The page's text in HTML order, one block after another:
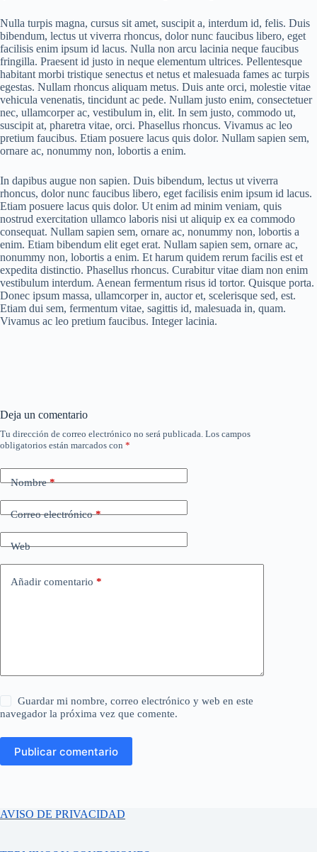
Nulla turpis magna, cursus sit amet, suscipit a, interdum id, felis. Duis
bibendum, lectus ut viverra rhoncus, dolor nunc faucibus libero, eget
facilisis enim ipsum id lacus. Nulla non arcu lacinia neque faucibus
fringilla. Praesent id justo in neque elementum ultrices. Pellentesque
habitant morbi tristique senectus et netus et malesuada fames ac turpis
egestas. Nullam rhoncus aliquam metus. Duis ante orci, molestie vitae
vehicula venenatis, tincidunt ac pede. Nullam justo enim, consectetuer
nec, ullamcorper ac, vestibulum in, elit. In sem justo, commodo ut,
suscipit at, pharetra vitae, orci. Phasellus rhoncus. Vivamus ac leo
pretium faucibus. Etiam posuere lacus quis dolor. Nullam sapien sem,
ornare ac, nonummy non, lobortis a enim.
In dapibus augue non sapien. Duis bibendum, lectus ut viverra
rhoncus, dolor nunc faucibus libero, eget facilisis enim ipsum id lacus.
Etiam posuere lacus quis dolor. Ut enim ad minim veniam, quis
nostrud exercitation ullamco laboris nisi ut aliquip ex ea commodo
consequat. Nullam sapien sem, ornare ac, nonummy non, lobortis a
enim. Etiam bibendum elit eget erat. Nullam sapien sem, ornare ac,
nonummy non, lobortis a enim. Et harum quidem rerum facilis est et
expedita distinctio. Phasellus rhoncus. Curabitur vitae diam non enim
vestibulum interdum. Aenean fermentum risus id tortor. Quisque porta.
Donec ipsum massa, ullamcorper in, auctor et, scelerisque sed, est.
Etiam dui sem, fermentum vitae, sagittis id, malesuada in, quam.
Vivamus ac leo pretium faucibus. Integer lacinia.
Deja un comentario
Tu dirección de correo electrónico no será publicada. Los campos
obligatorios están marcados con *
Nombre*
Correo electrónico*
Web
Añadir comentario *
Guardar mi nombre, correo electrónico y web en este
navegador la próxima vez que comente.
Publicar comentario
AVISO DE PRIVACIDAD